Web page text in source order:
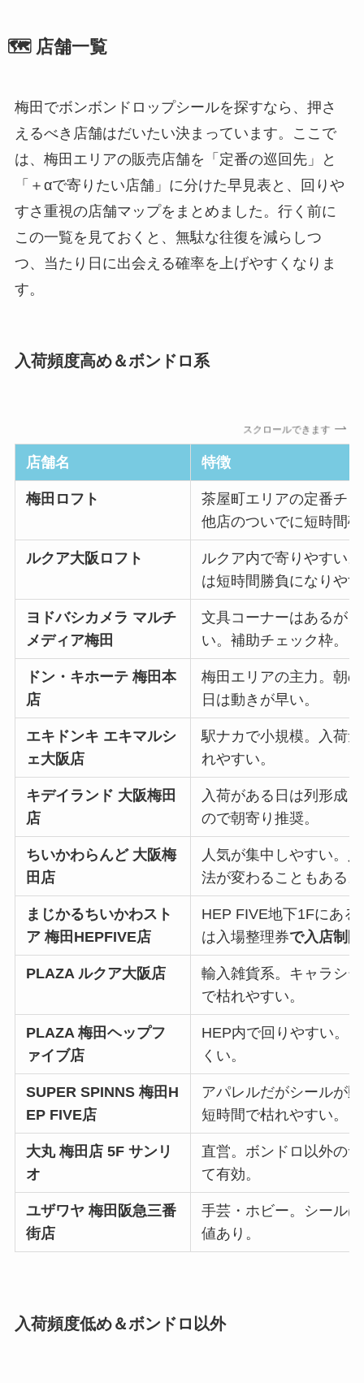
🗺️ 店舗一覧
梅田でボンボンドロップシールを探すなら、押さ
えるべき店舗はだいたい決まっています。ここで
は、梅田エリアの販売店舗を「定番の巡回先」と
「＋αで寄りたい店舗」に分けた早見表と、回りや
すさ重視の店舗マップをまとめました。行く前に
この一覧を見ておくと、無駄な往復を減らしつ
つ、当たり日に出会える確率を上げやすくなりま
す。
入荷頻度高め＆ボンドロ系
スクロールできます
店舗名 特徴
梅田ロフト
茶屋町エリアの定番チ
他店のついでに短時間
ルクア大阪ロフト
ルクア内で寄りやすい
は短時間勝負になりや
ヨドバシカメラ マルチ
メディア梅田
文具コーナーはあるが
い。補助チェック枠。
ドン・キホーテ 梅田本
店
梅田エリアの主力。朝
日は動きが早い。
エキドンキ エキマルシ
ェ大阪店
駅ナカで小規模。入荷
れやすい。
キデイランド 大阪梅田
店
入荷がある日は列形成
ので朝寄り推奨。
ちいかわらんど 大阪梅
田店
人気が集中しやすい。
法が変わることもある。
まじかるちいかわスト
ア 梅田HEPFIVE店
HEP FIVE地下1Fにあ
は入場整理券で入店制
PLAZA ルクア大阪店
輸入雑貨系。キャラシ
で枯れやすい。
PLAZA 梅田ヘップフ
ァイブ店
HEP内で回りやすい。
くい。
SUPER SPINNS 梅田H
EP FIVE店
アパレルだがシールが
短時間で枯れやすい。
大丸 梅田店 5F サンリ
オ
直営。ボンドロ以外の
て有効。
ユザワヤ 梅田阪急三番
街店
手芸・ホビー。シール
値あり。
入荷頻度低め＆ボンドロ以外